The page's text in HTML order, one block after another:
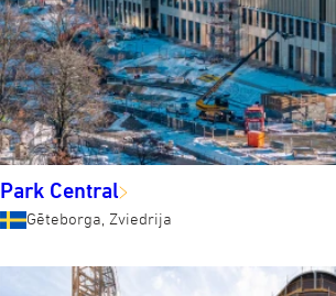
Park Central
Gēteborga, Zviedrija